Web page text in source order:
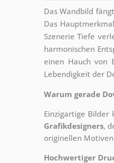
Das Wandbild
Das
Szenerie Tiefe
harmonischen
einen Hauch von
Lebendigkeit der
Warum gerade
Einzigartige Bilder
Grafikdesigners,
originellen
Hochwertiger